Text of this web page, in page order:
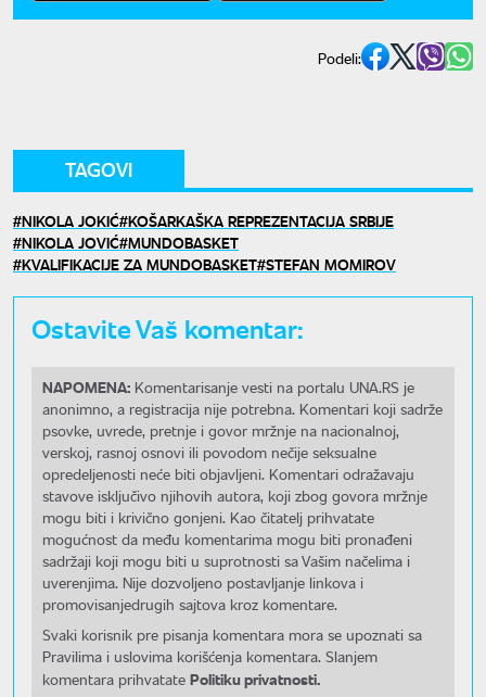
Podeli:
TAGOVI
NIKOLA JOKIĆ KOŠARKAŠKA REPREZENTACIJA SRBIJE
NIKOLA JOVIĆ MUNDOBASKET
KVALIFIKACIJE ZA MUNDOBASKET STEFAN MOMIROV
Ostavite Vaš komentar:
NAPOMENA: Komentarisanje vesti na portalu UNA.RS je
anonimno, a registracija nije potrebna. Komentari koji sadrže
psovke, uvrede, pretnje i govor mržnje na nacionalnoj,
verskoj, rasnoj osnovi ili povodom nečije seksualne
opredeljenosti neće biti objavljeni. Komentari odražavaju
stavove isključivo njihovih autora, koji zbog govora mržnje
mogu biti i krivično gonjeni. Kao čitatelj prihvatate
mogućnost da među komentarima mogu biti pronađeni
sadržaji koji mogu biti u suprotnosti sa Vašim načelima i
uverenjima. Nije dozvoljeno postavljanje linkova i
promovisanjedrugih sajtova kroz komentare.
Svaki korisnik pre pisanja komentara mora se upoznati sa
Pravilima i uslovima korišćenja komentara. Slanjem
komentara prihvatate Politiku privatnosti.